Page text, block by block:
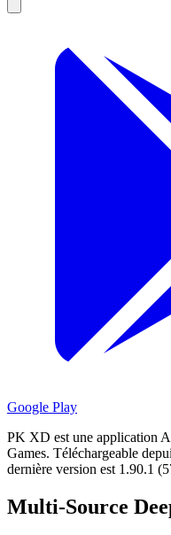
Google Play
PK XD est une application
Games. Téléchargeable
dernière version est 1.90.1
Multi-Source